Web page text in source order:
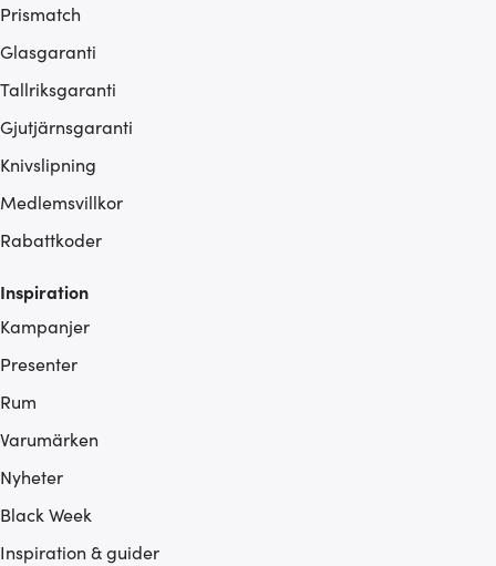
Prismatch
Glasgaranti
Tallriksgaranti
Gjutjärnsgaranti
Knivslipning
Medlemsvillkor
Rabattkoder
Inspiration
Kampanjer
Presenter
Rum
Varumärken
Nyheter
Black Week
Inspiration & guider